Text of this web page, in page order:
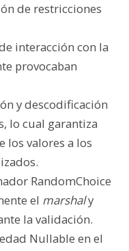
de restricciones
interacción con la
provocaban
y descodificación
lo cual garantiza
los valores a los
RandomChoice
el marshaly
la validación.
Nullable en el